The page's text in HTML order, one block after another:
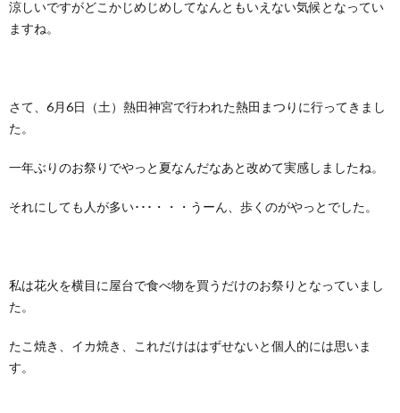
涼しいですがどこかじめじめしてなんともいえない気候となってい
ますね。
さて、6月6日（土）熱田神宮で行われた熱田まつりに行ってきまし
た。
一年ぶりのお祭りでやっと夏なんだなあと改めて実感しましたね。
それにしても人が多い･･･・・・うーん、歩くのがやっとでした。
私は花火を横目に屋台で食べ物を買うだけのお祭りとなっていまし
た。
たこ焼き、イカ焼き、これだけははずせないと個人的には思いま
す。